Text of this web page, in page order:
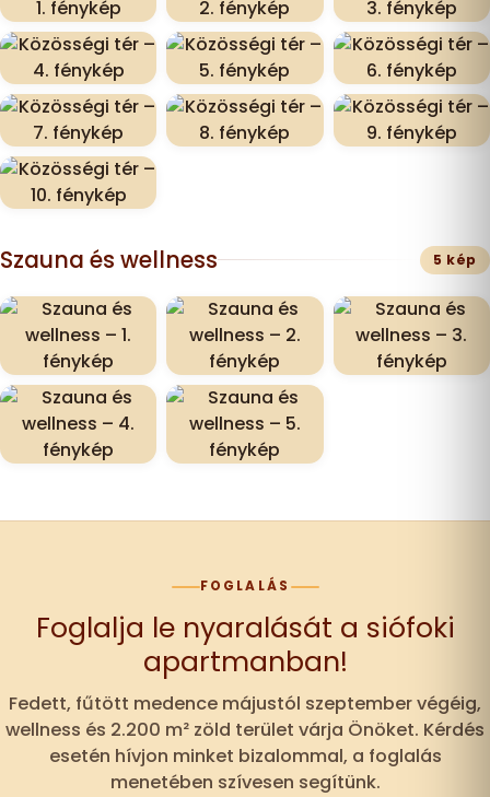
Szauna és wellness 5 kép
FOGLALÁS
Foglalja le nyaralását a siófoki
apartmanban!
Fedett, fűtött medence májustól szeptember végéig,
wellness és 2.200 m² zöld terület várja Önöket. Kérdés
esetén hívjon minket bizalommal, a foglalás
menetében szívesen segítünk.